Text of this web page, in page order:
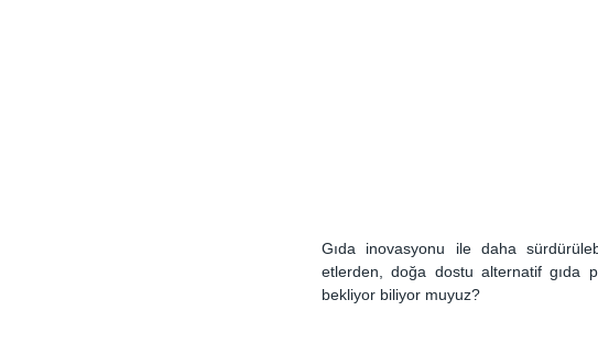
Gıda inovasyonu ile daha
etlerden, doğa dostu alternatif gıda
bekliyor biliyor muyuz?